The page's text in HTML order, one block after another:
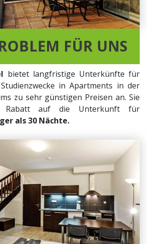
FÜR UNS
bietet langfristige Unterkünfte für
in Apartments in der
zu sehr günstigen Preisen an. Sie
Rabatt auf die Unterkunft für
als 30 Nächte.